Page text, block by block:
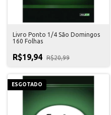
Livro Ponto 1/4 São Domingos
160 Folhas
R$19,94 R$20,99
ESGOTADO